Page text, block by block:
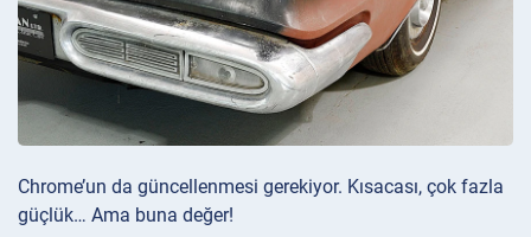
Chrome’un da güncellenmesi gerekiyor. Kısacası, çok fazla
güçlük… Ama buna değer!